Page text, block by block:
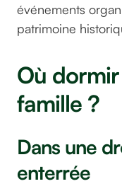
événements
patrimoine
Où
famille ?
Dans une
enterrée